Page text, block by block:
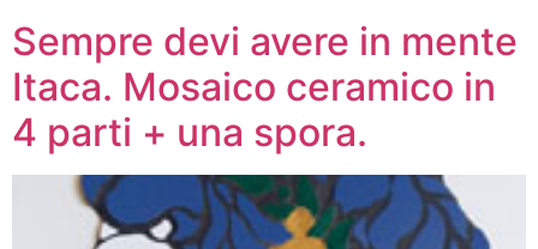
Sempre devi avere in mente
Itaca. Mosaico ceramico in
4 parti + una spora.